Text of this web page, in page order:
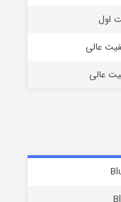
شد
اول
عالی
عالی